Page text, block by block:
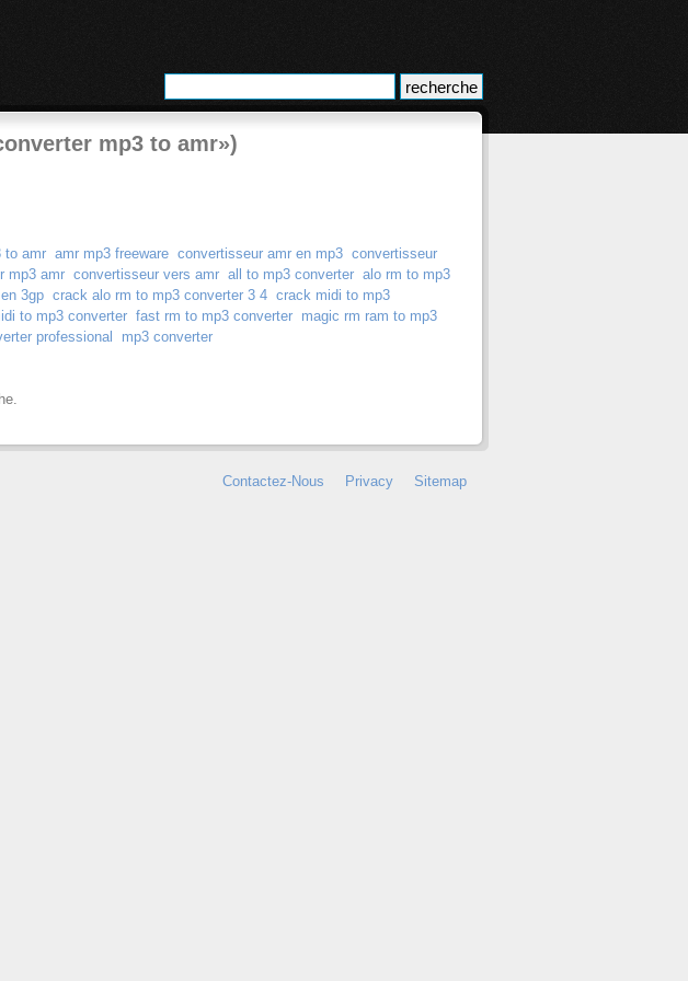
mp3 to amr»)
to amr amr mp3 freeware convertisseur amr en mp3 convertisseur
mp3 amr convertisseur vers amr all to mp3 converter alo rm to mp3
3gp crack alo rm to mp3 converter 3 4 crack midi to mp3
to mp3 converter fast rm to mp3 converter
magic rm ram to mp3
professional
mp3 converter
Contactez-Nous Privacy Sitemap